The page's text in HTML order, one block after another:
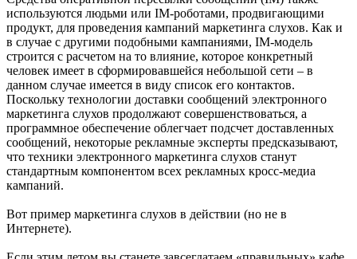
используются людьми или IM-роботами, продвигающими
продукт, для проведения кампаний маркетинга слухов. Как и
в случае с другими подобными кампаниями, IM-модель
строится с расчетом на то влияние, которое конкретный
человек имеет в сформировавшейся небольшой сети – в
данном случае имеется в виду список его контактов.
Поскольку технологии доставки сообщений электронного
маркетинга слухов продолжают совершенствоваться, а
программное обеспечение облегчает подсчет доставленных
сообщений, некоторые рекламные эксперты предсказывают,
что техники электронного маркетинга слухов станут
стандартным компонентом всех рекламных кросс-медиа
кампаний.
Вот пример маркетинга слухов в действии (но не в
Интернете).